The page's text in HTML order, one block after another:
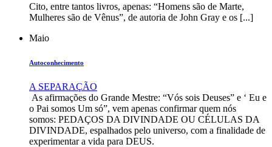
Cito, entre tantos livros, apenas: “Homens são de Marte,
Mulheres são de Vênus”, de autoria de John Gray e os [...]
Maio
Autoconhecimento
A SEPARAÇÃO
As afirmações do Grande Mestre: “Vós sois Deuses” e ‘ Eu e
o Pai somos Um só”, vem apenas confirmar quem nós
somos: PEDAÇOS DA DIVINDADE OU CÉLULAS DA
DIVINDADE, espalhados pelo universo, com a finalidade de
experimentar a vida para DEUS.